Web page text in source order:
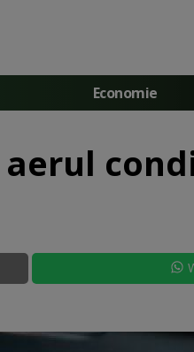
Economie
aerul